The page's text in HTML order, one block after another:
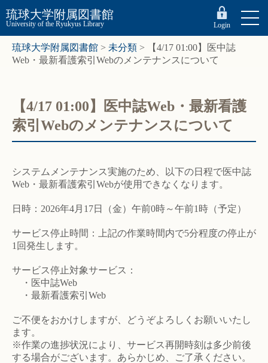
琉球大学附属図書館
University of the Ryukyus Library Login
琉球大学附属図書館 > 未分類 >
【4/17 01:00】医中誌
Web・最新看護索引Webのメンテナンスについて
【4/17 01:00】医中誌Web・最新看護
索引Webのメンテナンスについて
システムメンテナンス実施のため、以下の日程で医中誌
Web・最新看護索引Webが使用できなくなります。
日時：2026年4月17日（金）午前0時～午前1時（予定）
サービス停止時間：上記の作業時間内で5分程度の停止が
1回発生します。
サービス停止対象サービス：
・医中誌Web
・最新看護索引Web
ご不便をおかけしますが、どうぞよろしくお願いいたし
ます。
※作業の進捗状況により、サービス再開時刻は多少前後
する場合がございます。あらかじめ、ご了承ください。